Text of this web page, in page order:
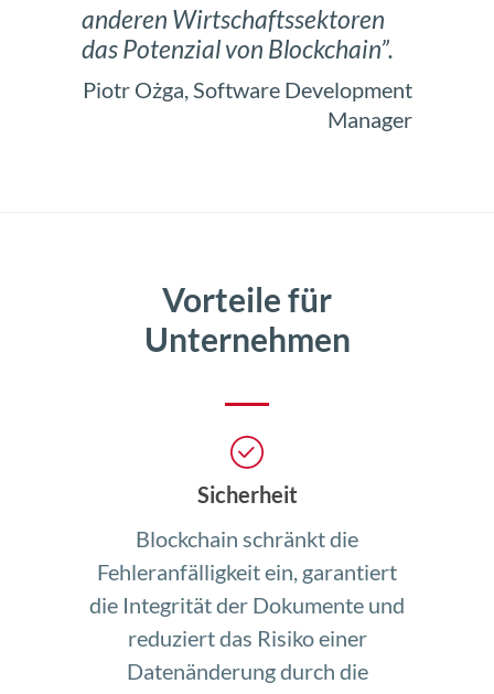
anderen Wirtschaftssektoren
das Potenzial von Blockchain”.
Piotr Ożga, Software Development
Manager
Vorteile für
Unternehmen
Sicherheit
Blockchain schränkt die
Fehleranfälligkeit ein, garantiert
die Integrität der Dokumente und
reduziert das Risiko einer
Datenänderung durch die